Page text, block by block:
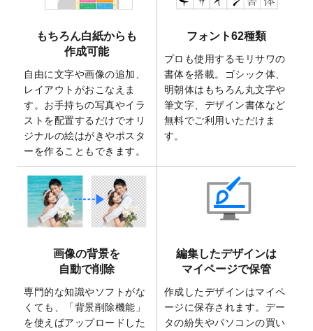
2025/8/1
9,160万点以上の写真やイラスト素材が無料
2025/7/30
キャンバスプリントのデザインテンプレー
トを追加いたしました。
2025/6/30
暑中見舞いのデザインテンプレートを追加
しました。
2025/6/27
キャンバスプリントのデザインテンプレー
トを追加いたしました。
2025/6/24
2026年版1月始まりのカレンダーデザイン
テンプレートを公開いたしました。
2025/6/9
「背景削除機能
」を実装しました。
2025/4/3
DMのデザインテンプレートを追加しまし
た。
を追加しました。
マスキングテープのデザインテンプレート
を追加しました。
2025/1/15
配置できるデータ形式が増えました。
（pdf、psd、eps、tifに対応）
もちろん白紙からも
作成可能
自由に文字や画像の追加、
レイアウトがおこなえま
す。お手持ちの写真やイラ
ストを配置するだけでオリ
ジナルの絵はがきやポスタ
ーを作ることもできます。
フォント62種類
プロも使用するモリサワの
書体を搭載。ゴシック体、
明朝体はもちろん丸文字や
筆文字、デザイン書体など
無料でご利用いただけま
す。
画像の背景を
自動で削除
専門的な知識やソフトがな
くても、「背景削除機能」
を使えばアップロードした
編集したデザインは
マイページで保管
作成したデザインはマイペ
ージに保存されます。デー
タの紛失やパソコンの買い